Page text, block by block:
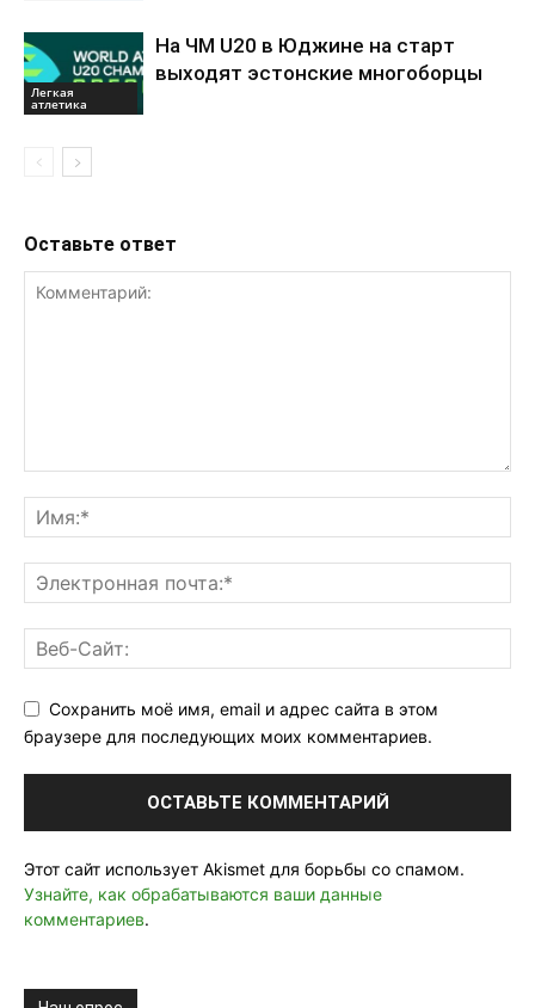
Легкая
атлетика
На ЧМ U20 в Юджине на старт
выходят эстонские многоборцы
Оставьте ответ
Сохранить моё имя, email и адрес сайта в этом
браузере для последующих моих комментариев.
Этот сайт использует Akismet для борьбы со спамом.
Узнайте, как обрабатываются ваши данные
комментариев.